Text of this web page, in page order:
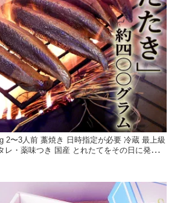
2〜3人前 藁焼き 日時指定が必要 冷蔵 最上級
レ・薬味つき 国産 とれたてをその日に発送
ト プレゼント お祝い お返し ご自宅用